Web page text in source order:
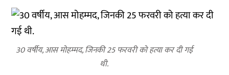
30 वर्षीय, आस मोहम्मद, जिनकी 25 फरवरी को हत्या कर दी गई
थी.